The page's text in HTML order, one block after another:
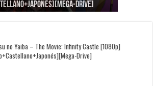
Drive]
Drive] Drive]
Español][Mega-Drive] Drive]
Español][Mega-Drive]
no Yaiba – The Movie: Infinity Castle [1080p]
Drive]